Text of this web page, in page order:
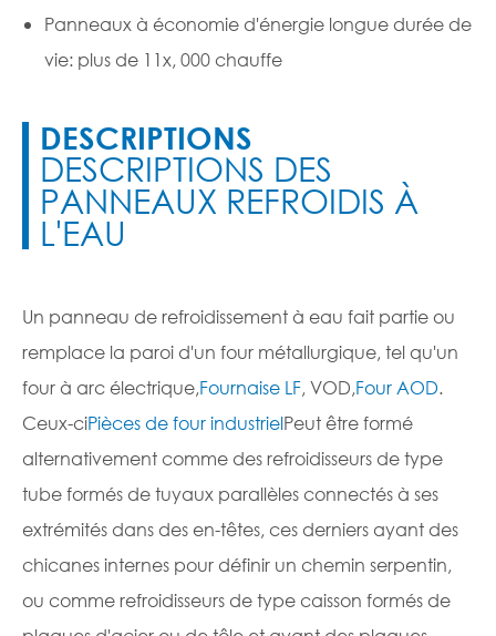
Panneaux à économie d'énergie longue durée de
vie: plus de 11x, 000 chauffe
DESCRIPTIONS
DESCRIPTIONS DES
PANNEAUX REFROIDIS À
L'EAU
Un panneau de refroidissement à eau fait partie ou
remplace la paroi d'un four métallurgique, tel qu'un
four à arc électrique,Fournaise LF, VOD,Four AOD.
Ceux-ciPièces de four industrielPeut être formé
alternativement comme des refroidisseurs de type
tube formés de tuyaux parallèles connectés à ses
extrémités dans des en-têtes, ces derniers ayant des
chicanes internes pour définir un chemin serpentin,
ou comme refroidisseurs de type caisson formés de